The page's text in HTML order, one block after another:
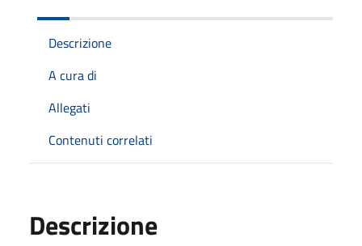
Descrizione
A cura di
Allegati
Contenuti correlati
Descrizione